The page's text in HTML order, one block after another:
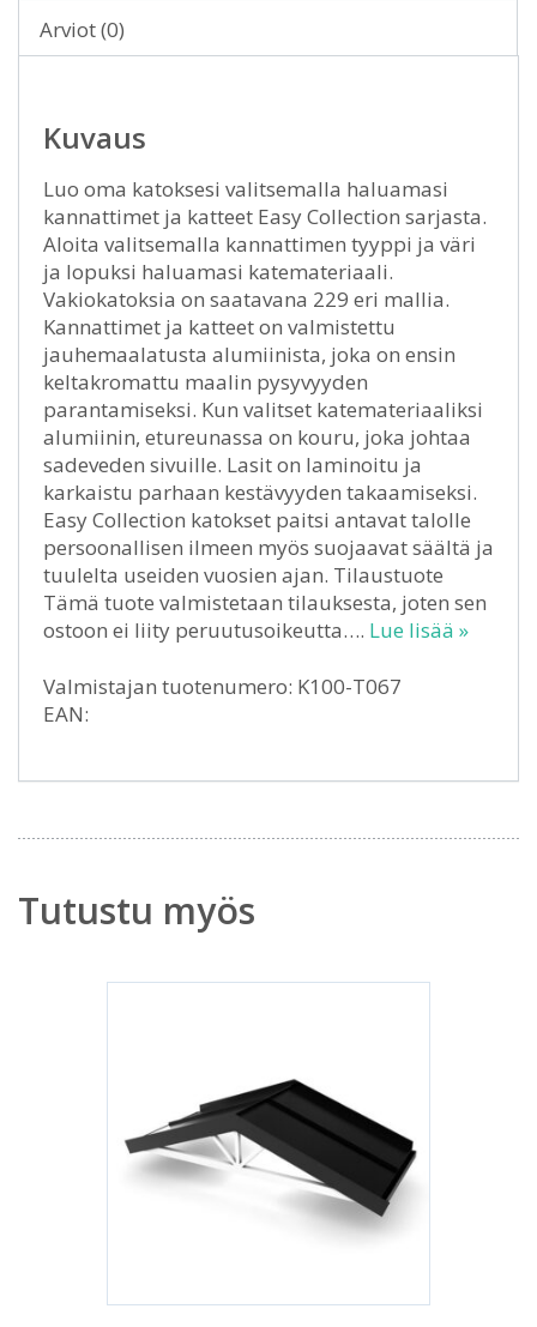
Arviot (0)
Kuvaus
Luo oma katoksesi valitsemalla haluamasi
kannattimet ja katteet Easy Collection sarjasta.
Aloita valitsemalla kannattimen tyyppi ja väri
ja lopuksi haluamasi katemateriaali.
Vakiokatoksia on saatavana 229 eri mallia.
Kannattimet ja katteet on valmistettu
jauhemaalatusta alumiinista, joka on ensin
keltakromattu maalin pysyvyyden
parantamiseksi. Kun valitset katemateriaaliksi
alumiinin, etureunassa on kouru, joka johtaa
sadeveden sivuille. Lasit on laminoitu ja
karkaistu parhaan kestävyyden takaamiseksi.
Easy Collection katokset paitsi antavat talolle
persoonallisen ilmeen myös suojaavat säältä ja
tuulelta useiden vuosien ajan. Tilaustuote
Tämä tuote valmistetaan tilauksesta, joten sen
ostoon ei liity peruutusoikeutta…. Lue lisää »
Valmistajan tuotenumero: K100-T067
EAN:
Tutustu myös